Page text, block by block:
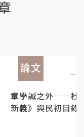
論文
章學誠之外──杜
新義》與民初目錄